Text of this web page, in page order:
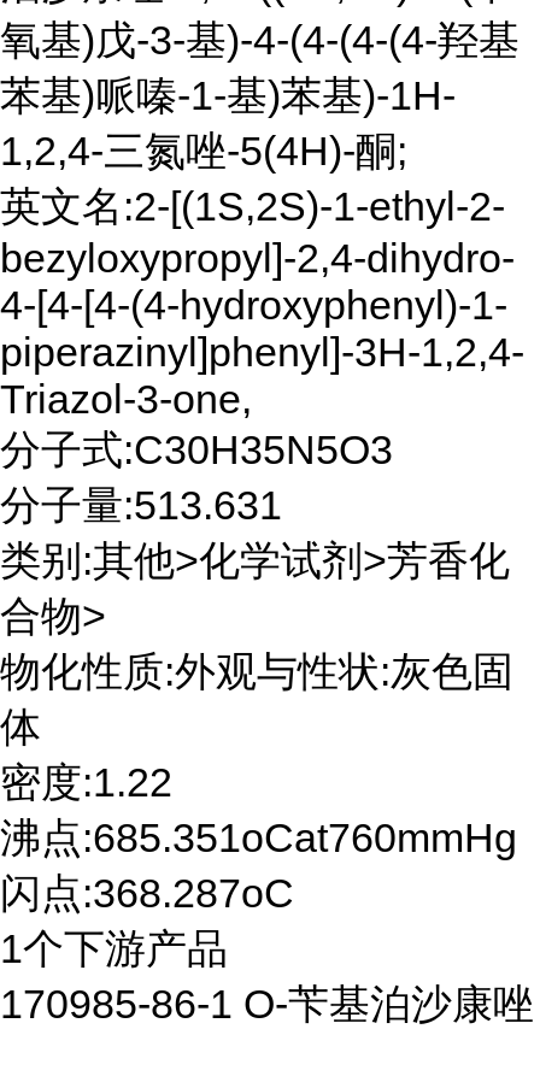
氧基)戊-3-基)-4-(4-(4-(4-羟基
苯基)哌嗪-1-基)苯基)-1H-
1,2,4-三氮唑-5(4H)-酮;
英文名:2-[(1S,2S)-1-ethyl-2-
bezyloxypropyl]-2,4-dihydro-
4-[4-[4-(4-hydroxyphenyl)-1-
piperazinyl]phenyl]-3H-1,2,4-
Triazol-3-one,
分子式:C30H35N5O3
分子量:513.631
类别:其他>化学试剂>芳香化
合物>
物化性质:外观与性状:灰色固
体
密度:1.22
沸点:685.351oCat760mmHg
闪点:368.287oC
1个下游产品
170985-86-1 O-苄基泊沙康唑